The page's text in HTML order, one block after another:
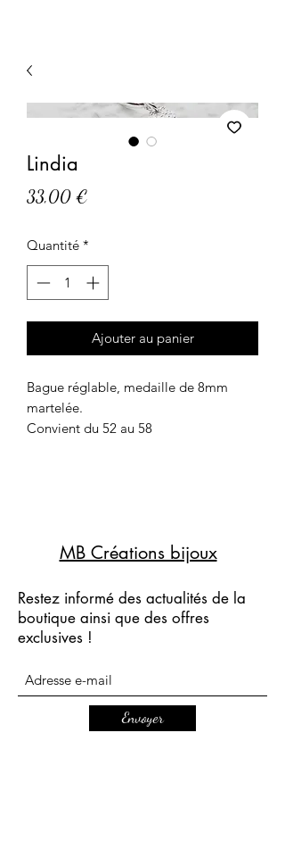
Lindia
33,00 €
Quantité *
Ajouter au panier
Bague réglable, medaille de 8mm
martelée.
Convient du 52 au 58
MB Créations bijoux
Restez informé des actualités de la
boutique ainsi que des offres
exclusives !
Envoyer